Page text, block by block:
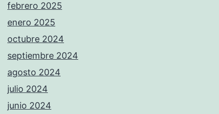
febrero 2025
enero 2025
octubre 2024
septiembre 2024
agosto 2024
julio 2024
junio 2024